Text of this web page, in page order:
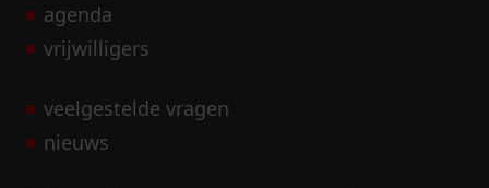
agenda
vrijwilligers
veelgestelde vragen
nieuws